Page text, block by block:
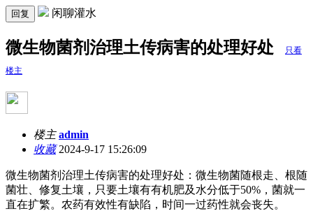
回复 闲聊灌水
微生物菌剂治理土传病害的处理好处 只看
楼主
楼主 admin
收藏2024-9-17 15:26:09
微生物菌剂治理土传病害的处理好处：微生物菌随根走、根随
菌壮、修复土壤，只要土壤有有机肥及水分低于50%，菌就一
直在扩繁。农药有效性有缺陷，时间一过药性就会丧失。